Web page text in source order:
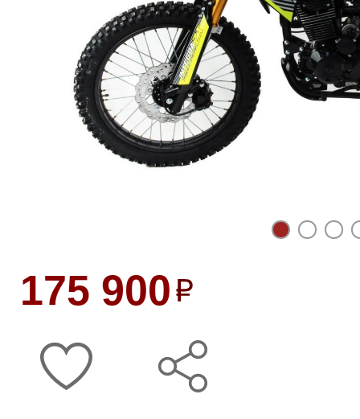
175 900